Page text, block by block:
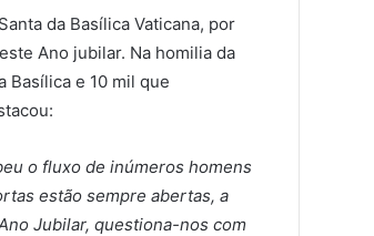
da Basílica Vaticana, por
Ano jubilar. Na homilia da
Basílica e 10 mil que
o fluxo de inúmeros homens
estão sempre abertas, a
Jubilar, questiona-nos com